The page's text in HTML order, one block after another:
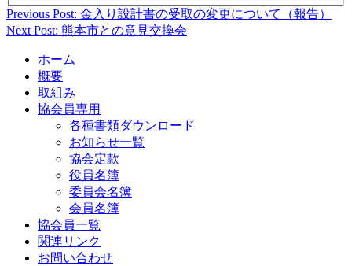
投
Previous Post: 金入り設計書の受取の変更について（報告）
Next Post: 熊本市との意見交換会
ホーム
概要
取組み
協会員専用
各種書類ダウンロード
お知らせ一覧
協会定款
役員名簿
委員会名簿
会員名簿
協会員一覧
関連リンク
お問い合わせ